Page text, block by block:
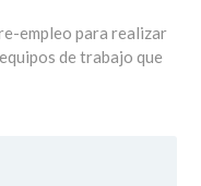
empleo para realizar
de trabajo que